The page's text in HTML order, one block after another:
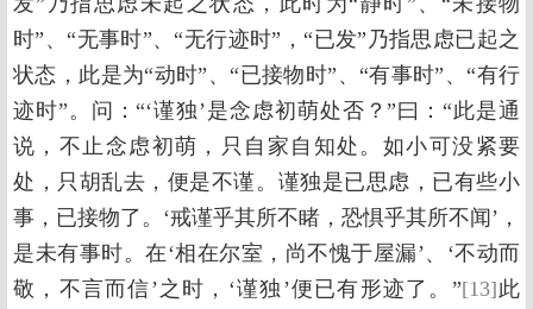
时”、“无事时”、“无行迹时”，“已发”乃指思虑已起之
状态，此是为“动时”、“已接物时”、“有事时”、“有行
迹时”。问：“‘谨独’是念虑初萌处否？”曰：“此是通
说，不止念虑初萌，只自家自知处。如小可没紧要
处，只胡乱去，便是不谨。谨独是已思虑，已有些小
事，已接物了。‘戒谨乎其所不睹，恐惧乎其所不闻’，
是未有事时。在‘相在尔室，尚不愧于屋漏’、‘不动而
敬，不言而信’之时，‘谨独’便已有形迹了。”[13]此